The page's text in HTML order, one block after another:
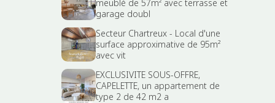
meublé de 57m² avec terrasse et
garage doubl
Secteur Chartreux - Local d'une
surface approximative de 95m²
avec vit
EXCLUSIVITE SOUS-OFFRE,
CAPELETTE, un appartement de
type 2 de 42 m2 a